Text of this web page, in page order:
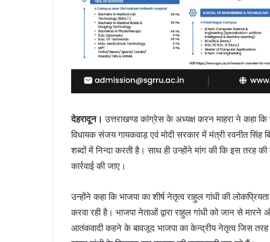
देहरादून। उत्तराखण्ड कांग्रेस के अध्यक्ष करन माहरा ने कहा कि
विधायक संजय गायकवाड़ एवं मोदी सरकार में मंत्री रवनीत सिंह
शब्दों में निन्दा करती है। साथ ही उन्होंने मांग की कि इस तरह
कार्रवाई की जाए।
उन्होंने कहा कि भाजपा का शीर्ष नेतृत्व राहुल गांधी की
करवा रही है। भाजपा नेताओं द्वारा राहुल गांधी को जान से मारने
आतंकवादी कहने के बावजूद भाजपा का केन्द्रीय नेतृत्व जिस